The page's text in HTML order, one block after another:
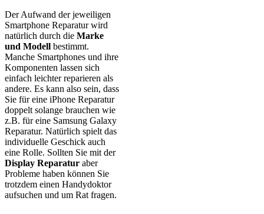
Der Aufwand der jeweiligen
Smartphone Reparatur wird
natürlich durch die Marke
und Modell bestimmt.
Manche Smartphones und ihre
Komponenten lassen sich
einfach leichter reparieren als
andere. Es kann also sein, dass
Sie für eine iPhone Reparatur
doppelt solange brauchen wie
z.B. für eine Samsung Galaxy
Reparatur. Natürlich spielt das
individuelle Geschick auch
eine Rolle. Sollten Sie mit der
Display Reparatur aber
Probleme haben können Sie
trotzdem einen Handydoktor
aufsuchen und um Rat fragen.